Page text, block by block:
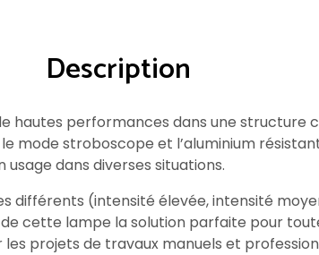
Description
hautes performances dans une structure
mode stroboscope et l’aluminium
dans diverses situations.
différents (intensité élevée, intensité
cette lampe la solution parfaite pour
projets de travaux manuels et